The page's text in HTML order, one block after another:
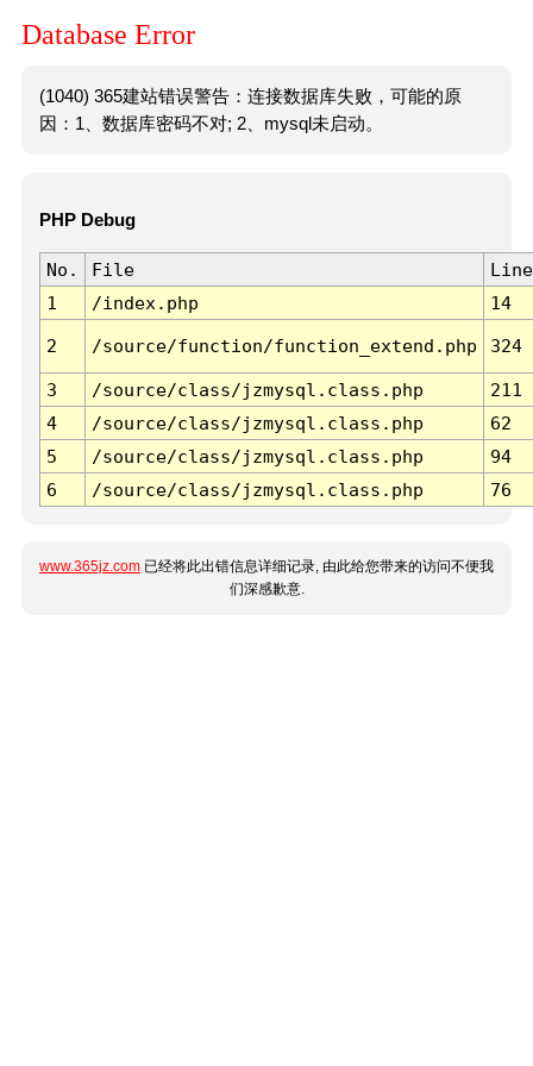
Database Error
(1040) 365建站错误警告：连接数据库失败，可能的原
因：1、数据库密码不对; 2、mysql未启动。
PHP Debug
No. File
Line
1
/index.php 14
2 /source/function/function_extend.php 324
3 /source/class/jzmysql.class.php
211
4
/source/class/jzmysql.class.php
62
5
/source/class/jzmysql.class.php
94
6
/source/class/jzmysql.class.php 76
www.365jz.com 已经将此出错信息详细记录, 由此给您带来的访问不便我
们深感歉意.